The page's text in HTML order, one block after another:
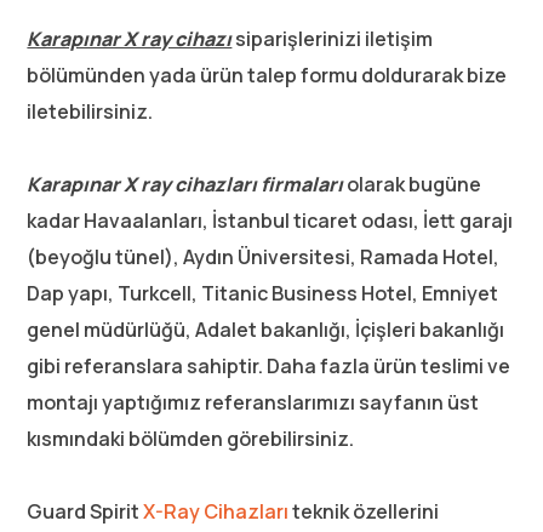
Karapınar X ray cihazısiparişlerinizi iletişim
bölümünden yada ürün talep formu doldurarak bize
iletebilirsiniz.
Karapınar X ray cihazları firmalarıolarak bugüne
kadar Havaalanları, İstanbul ticaret odası, İett garajı
(beyoğlu tünel), Aydın Üniversitesi, Ramada Hotel,
Dap yapı, Turkcell, Titanic Business Hotel, Emniyet
genel müdürlüğü, Adalet bakanlığı, İçişleri bakanlığı
gibi referanslara sahiptir. Daha fazla ürün teslimi ve
montajı yaptığımız referanslarımızı sayfanın üst
kısmındaki bölümden görebilirsiniz.
Guard SpiritX-Ray Cihazlarıteknik özellerini